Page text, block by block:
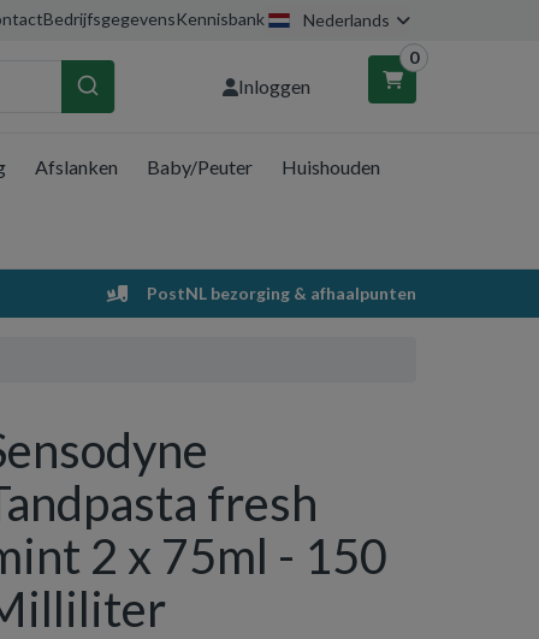
BedrijfsgegevensKennisbank Nederlands
Inloggen
0
Uw winkelwagen is leeg.
Vul hem met producten.
Afslanken Baby/Peuter Huishouden
PostNL bezorging & afhaalpunten
fresh
2 x 75ml - 150